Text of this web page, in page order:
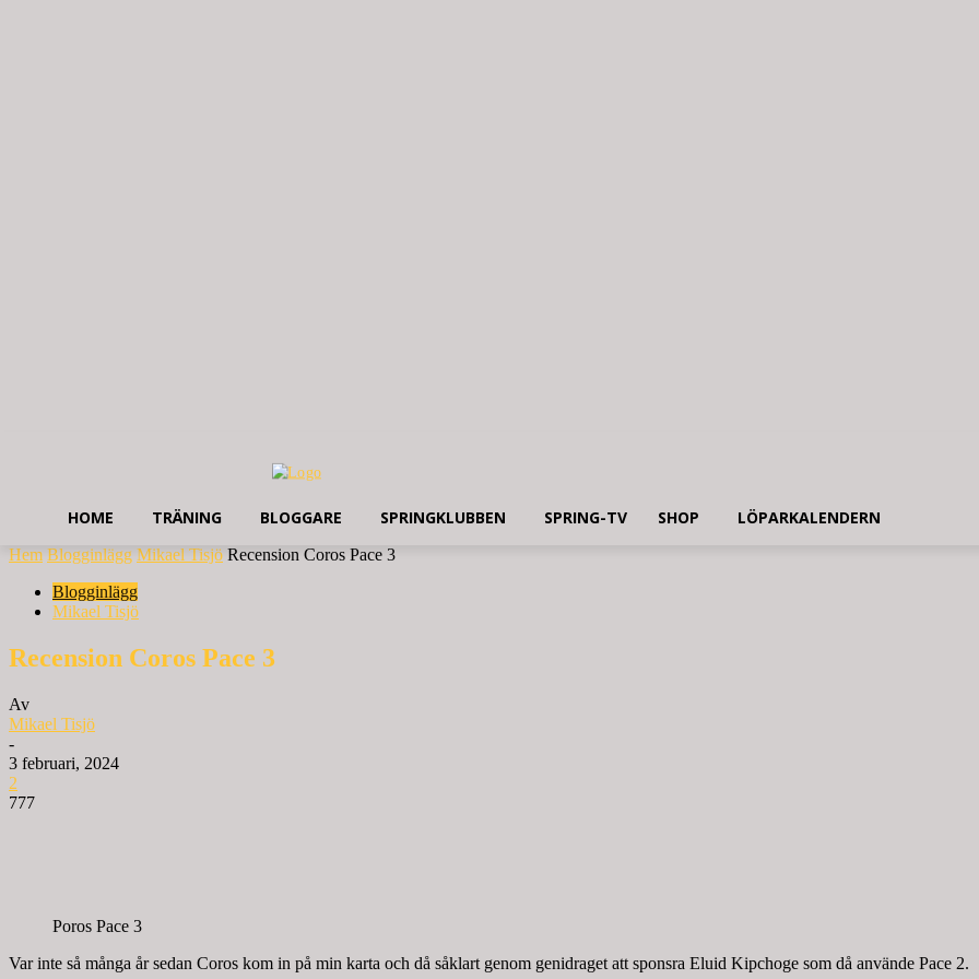
HOME TRÄNING BLOGGARE SPRINGKLUBBEN SPRING-TV SHOP LÖPARKALENDERN
Hem Blogginlägg Mikael Tisjö Recension Coros Pace 3
Blogginlägg
Mikael Tisjö
Recension Coros Pace 3
Av
Mikael Tisjö
-
3 februari, 2024
2
777
Poros Pace 3
Var inte så många år sedan Coros kom in på min karta och då såklart genom genidraget att sponsra Eluid Kipchoge som då använde Pace 2.